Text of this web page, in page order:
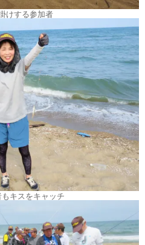
けする参加者
キスをキャッチ